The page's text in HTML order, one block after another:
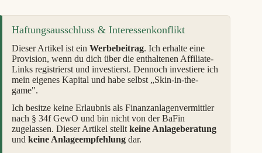
Haftungsausschluss & Interessenkonflikt
Dieser Artikel ist ein Werbebeitrag. Ich erhalte eine
Provision, wenn du dich über die enthaltenen Affiliate-
Links registrierst und investierst. Dennoch investiere ich
mein eigenes Kapital und habe selbst „Skin-in-the-
game".
Ich besitze keine Erlaubnis als Finanzanlagenvermittler
nach § 34f GewO und bin nicht von der BaFin
zugelassen. Dieser Artikel stellt keine Anlageberatung
und keine Anlageempfehlung dar.